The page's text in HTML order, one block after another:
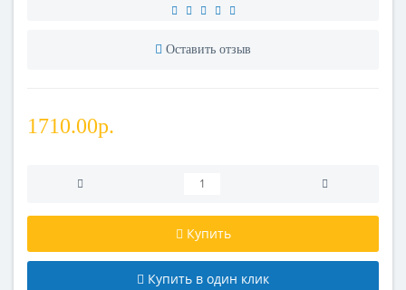
Оставить отзыв
1710.00р.
Купить
Купить в один клик